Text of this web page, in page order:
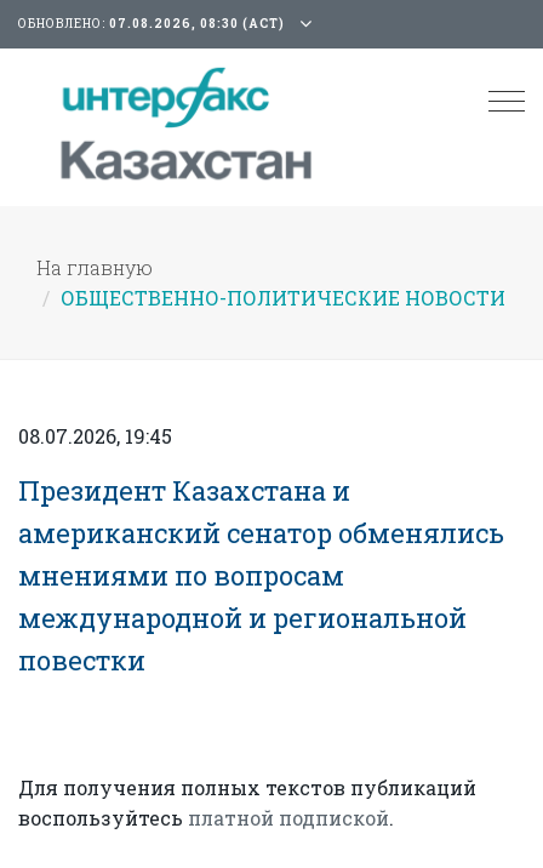
ОБНОВЛЕНО: 07.08.2026, 08:30 (АСТ)
На главную
ОБЩЕСТВЕННО-ПОЛИТИЧЕСКИЕ НОВОСТИ
08.07.2026, 19:45
Президент Казахстана и
американский сенатор обменялись
мнениями по вопросам
международной и региональной
повестки
Для получения полных текстов публикаций
воспользуйтесь платной подпиской.